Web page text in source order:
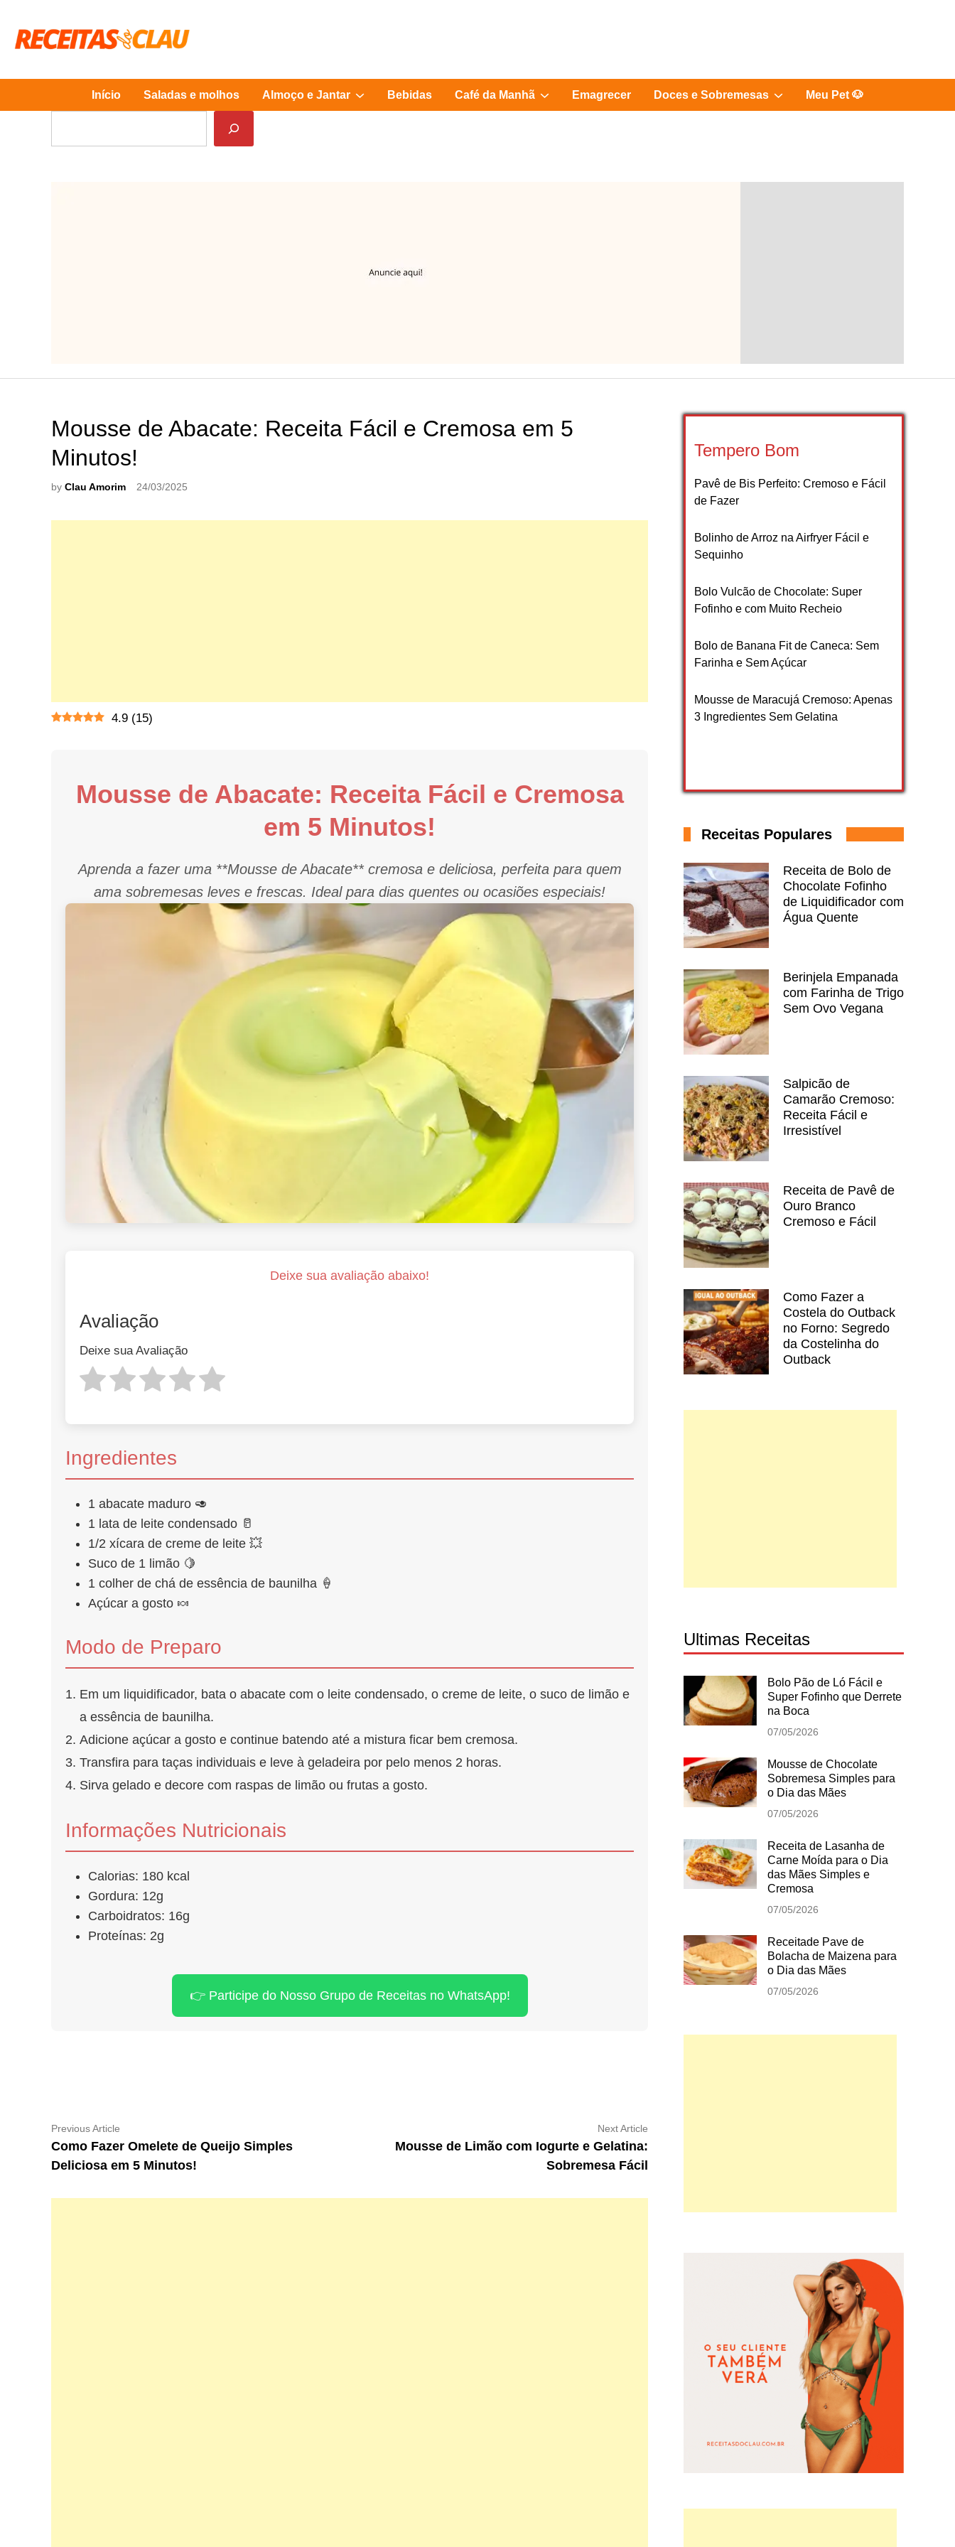
content
Início Saladas e molhos Almoço e Jantar ShowBebidas Café da Manhã ShowEmagrecer Doces e Sobremesas ShowMeu Pet 🐶
Mousse de Abacate: Receita Fácil e Cremosa em 5
Minutos!
by Clau Amorim 24/03/2025
4.9 (15)
Mousse de Abacate: Receita Fácil e Cremosa
em 5 Minutos!
Aprenda a fazer uma **Mousse de Abacate** cremosa e deliciosa, perfeita para quem
ama sobremesas leves e frescas. Ideal para dias quentes ou ocasiões especiais!
Deixe sua avaliação abaixo!
Avaliação
Deixe sua Avaliação
Ingredientes
1 abacate maduro 🥑
1 lata de leite condensado 🥛
1/2 xícara de creme de leite 💥
Suco de 1 limão 🍋
1 colher de chá de essência de baunilha 🍦
Açúcar a gosto 🍬
Modo de Preparo
Em um liquidificador, bata o abacate com o leite condensado, o creme de leite, o suco de limão e
a essência de baunilha.
Adicione açúcar a gosto e continue batendo até a mistura ficar bem cremosa.
Transfira para taças individuais e leve à geladeira por pelo menos 2 horas.
Sirva gelado e decore com raspas de limão ou frutas a gosto.
Informações Nutricionais
Calorias: 180 kcal
Gordura: 12g
Carboidratos: 16g
Proteínas: 2g
👉 Participe do Nosso Grupo de Receitas no WhatsApp!
Navegação
de
Post
Previous Article
article:
Como Fazer Omelete de Queijo Simples
Deliciosa em 5 Minutos!
Next Article
Mousse de Limão com Iogurte e Gelatina:
Sobremesa Fácil
Tempero Bom
Pavê de Bis Perfeito: Cremoso e Fácil
de Fazer
Bolinho de Arroz na Airfryer Fácil e
Sequinho
Bolo Vulcão de Chocolate: Super
Fofinho e com Muito Recheio
Bolo de Banana Fit de Caneca: Sem
Farinha e Sem Açúcar
Mousse de Maracujá Cremoso: Apenas
3 Ingredientes Sem Gelatina
Receitas Populares
Receita de Bolo de
Chocolate Fofinho
de Liquidificador com
Água Quente
Berinjela Empanada
com Farinha de Trigo
Sem Ovo Vegana
Salpicão de
Camarão Cremoso:
Receita Fácil e
Irresistível
Receita de Pavê de
Ouro Branco
Cremoso e Fácil
Como Fazer a
Costela do Outback
no Forno: Segredo
da Costelinha do
Outback
Ultimas Receitas
Bolo Pão de Ló Fácil e
Super Fofinho que Derrete
na Boca
07/05/2026
Mousse de Chocolate
Sobremesa Simples para
o Dia das Mães
07/05/2026
Receita de Lasanha de
Carne Moída para o Dia
das Mães Simples e
Cremosa
07/05/2026
Receitade Pave de
Bolacha de Maizena para
o Dia das Mães
07/05/2026